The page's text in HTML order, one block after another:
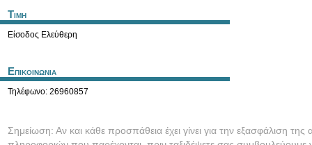
Τιμη
Είσοδος Ελεύθερη
Επικοινωνια
Τηλέφωνο: 26960857
Σημείωση: Αν και κάθε προσπάθεια έχει γίνει για την εξασφάλιση της